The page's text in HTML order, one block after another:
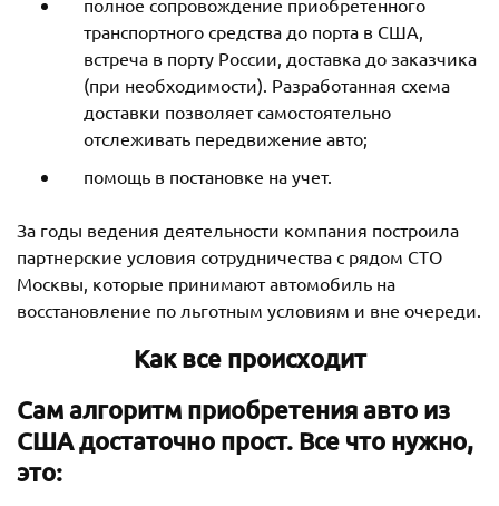
транспортного средства до порта в США,
встреча в порту России, доставка до заказчика
(при необходимости). Разработанная схема
доставки позволяет самостоятельно
отслеживать передвижение авто;
помощь в постановке на учет.
За годы ведения деятельности компания построила
партнерские условия сотрудничества с рядом СТО
Москвы, которые принимают автомобиль на
восстановление по льготным условиям и вне очереди.
Как все происходит
Сам алгоритм приобретения авто из
США достаточно прост. Все что нужно,
это: